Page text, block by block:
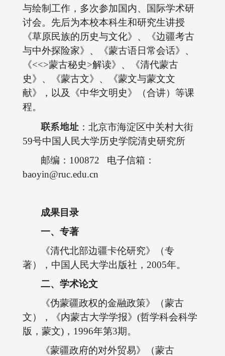
与绘制工作，多次参加国内、国际学术研
讨会。先后为本校本科生和研究生讲授
《草原民族的历史与文化》、《边疆考古
与中外探险家》、《蒙古语日常会话》、
《<<>蒙古秘史>解读》、《清代蒙古
史》、《蒙古文》、《蒙文与蒙文文
献》，以及《中华文明史》（合讲）等课
程。
联系地址：北京市海淀区中关村大街
59号中国人民大学历史学院清史研究所
邮编：100872 电子信箱：
baoyin@ruc.edu.cn
成果目录
一、专著
《清代北部边疆卡伦研究》（专
著），中国人民大学出版社，2005年。
二、学术论文
《伪蒙疆政权的金融政策》（蒙古
文），《内蒙古大学学报》(哲学科会科学
版，蒙文)，1996年第3期。
《蒙疆政府的对外贸易》（蒙古